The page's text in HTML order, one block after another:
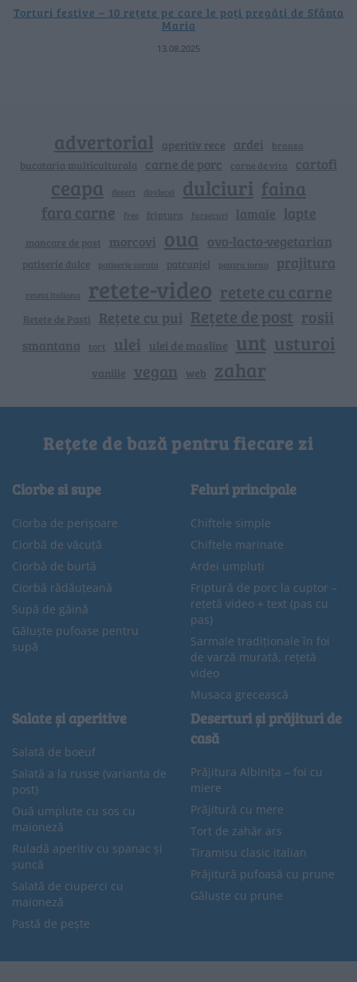
Torturi festive – 10 rețete pe care le poți pregăti de Sfânta
Maria
13.08.2025
advertorial aperitiv rece ardei branza
bucataria multiculturala carne de porc carne de vita cartofi
ceapa desert dovlecei dulciuri faina
fara carne free friptura fursecuri lamaie lapte
mancare de post morcovi oua ovo-lacto-vegetarian
patiserie dulce patiserie sarata patrunjel pentru iarna prajitura
reteta italiana retete-video retete cu carne
Retete de Pasti Rețete cu pui Rețete de post rosii
smantana tort ulei ulei de masline unt usturoi
vanilie vegan web zahar
Rețete de bază pentru fiecare zi
Ciorbe si supe
Ciorba de perișoare
Ciorbă de văcuță
Ciorbă de burtă
Ciorbă rădăuțeană
Supă de găină
Găluște pufoase pentru
supă
Feluri principale
Chiftele simple
Chiftele marinate
Ardei umpluți
Friptură de porc la cuptor –
rețetă video + text (pas cu
pas)
Sarmale tradiționale în foi
de varză murată, rețetă
video
Musaca grecească
Salate și aperitive
Salată de boeuf
Salată a la russe (varianta de
post)
Ouă umplute cu sos cu
maioneză
Ruladă aperitiv cu spanac și
șuncă
Salată de ciuperci cu
maioneză
Pastă de pește
Deserturi și prăjituri de
casă
Prăjitura Albinița – foi cu
miere
Prăjitură cu mere
Tort de zahăr ars
Tiramisu clasic italian
Prăjitură pufoasă cu prune
Găluște cu prune